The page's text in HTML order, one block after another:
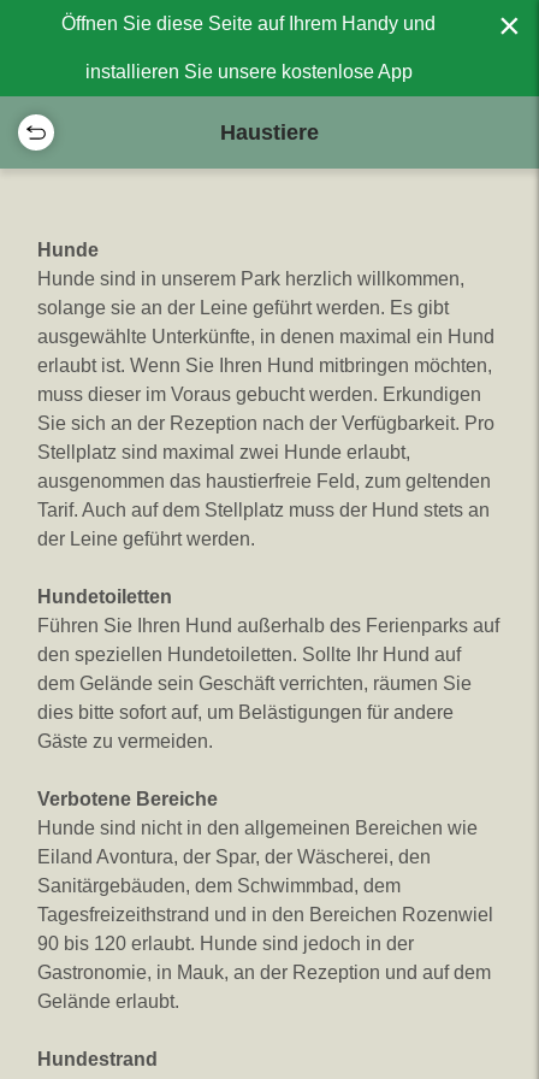
Öffnen Sie diese Seite auf Ihrem Handy und
installieren Sie unsere kostenlose App
×
Haustiere
Hunde
Hunde sind in unserem Park herzlich willkommen,
solange sie an der Leine geführt werden. Es gibt
ausgewählte Unterkünfte, in denen maximal ein Hund
erlaubt ist. Wenn Sie Ihren Hund mitbringen möchten,
muss dieser im Voraus gebucht werden. Erkundigen
Sie sich an der Rezeption nach der Verfügbarkeit. Pro
Stellplatz sind maximal zwei Hunde erlaubt,
ausgenommen das haustierfreie Feld, zum geltenden
Tarif. Auch auf dem Stellplatz muss der Hund stets an
der Leine geführt werden.
Hundetoiletten
Führen Sie Ihren Hund außerhalb des Ferienparks auf
den speziellen Hundetoiletten. Sollte Ihr Hund auf
dem Gelände sein Geschäft verrichten, räumen Sie
dies bitte sofort auf, um Belästigungen für andere
Gäste zu vermeiden.
Verbotene Bereiche
Hunde sind nicht in den allgemeinen Bereichen wie
Eiland Avontura, der Spar, der Wäscherei, den
Sanitärgebäuden, dem Schwimmbad, dem
Tagesfreizeithstrand und in den Bereichen Rozenwiel
90 bis 120 erlaubt. Hunde sind jedoch in der
Gastronomie, in Mauk, an der Rezeption und auf dem
Gelände erlaubt.
Hundestrand